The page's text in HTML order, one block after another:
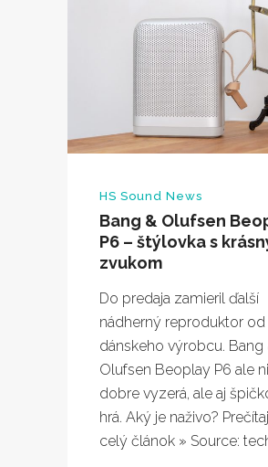
HS Sound News
Bang & Olufsen
P6 – štýlovka s
zvukom
Do predaja zamieril ďalší
nádherný reproduktor od
dánskeho výrobcu. Bang
Olufsen Beoplay P6 ale
dobre vyzerá, ale aj
hrá. Aký je naživo?
celý článok » Source: